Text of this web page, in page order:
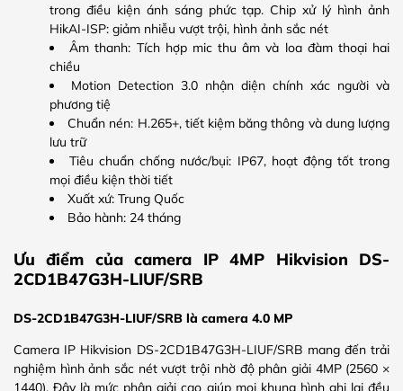
trong điều kiện ánh sáng phức tạp. Chip xử lý hình ảnh
HikAI-ISP: giảm nhiễu vượt trội, hình ảnh sắc nét
Âm thanh: Tích hợp mic thu âm và loa đàm thoại hai
chiều
Motion Detection 3.0 nhận diện chính xác người và
phương tiệ
Chuẩn nén: H.265+, tiết kiệm băng thông và dung lượng
lưu trữ
Tiêu chuẩn chống nước/bụi: IP67, hoạt động tốt trong
mọi điều kiện thời tiết
Xuất xứ: Trung Quốc
Bảo hành: 24 tháng
Ưu điểm của camera IP 4MP Hikvision DS-
2CD1B47G3H-LIUF/SRB
DS-2CD1B47G3H-LIUF/SRB là camera 4.0 MP
Camera IP Hikvision DS-2CD1B47G3H-LIUF/SRB mang đến trải
nghiệm hình ảnh sắc nét vượt trội nhờ độ phân giải 4MP (2560 ×
1440). Đây là mức phân giải cao giúp mọi khung hình ghi lại đều